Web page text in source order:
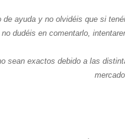
ayuda y no olvidéis que si
dudéis en comentarlo,
sean exactos debido a las